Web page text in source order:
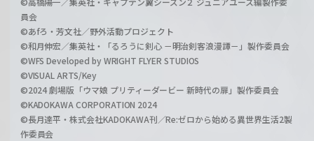
員会
©あfろ・芳文社／野外活動プロジェクト
©和月伸宏／集英社・「るろうに剣心 －明治剣客浪漫譚－」製作委員会
©WFS Developed by WRIGHT FLYER STUDIOS
©VISUAL ARTS/Key
©2024 劇場版「ウマ娘 プリティーダービー 新時代の扉」製作委員会
©KADOKAWA CORPORATION 2024
©長月達平・株式会社KADOKAWA刊／Re:ゼロから始める異世界生活2製
作委員会